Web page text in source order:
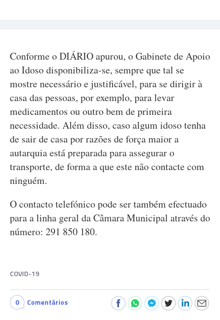
Conforme o DIÁRIO apurou, o Gabinete de Apoio
ao Idoso disponibiliza-se, sempre que tal se
mostre necessário e justificável, para se dirigir à
casa das pessoas, por exemplo, para levar
medicamentos ou outro bem de primeira
necessidade. Além disso, caso algum idoso tenha
de sair de casa por razões de força maior a
autarquia está preparada para assegurar o
transporte, de forma a que este não contacte com
ninguém.
O contacto telefónico pode ser também efectuado
para a linha geral da Câmara Municipal através do
número: 291 850 180.
COVID-19
0 Comentários